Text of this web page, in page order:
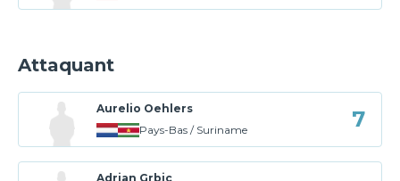
Attaquant
Aurelio Oehlers
Pays-Bas / Suriname
7
Adrian Grbic